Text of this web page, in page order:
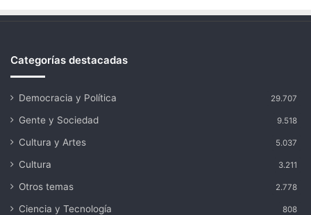
Categorías destacadas
Democracia y Política 29.707
Gente y Sociedad 9.518
Cultura y Artes 5.037
Cultura 3.211
Otros temas 2.778
Ciencia y Tecnología 808